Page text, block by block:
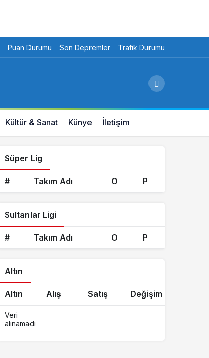
Puan Durumu Son Depremler Trafik Durumu
Kültür & Sanat Künye İletişim
Süper Lig
# Takım Adı O P
Sultanlar Ligi
# Takım Adı O P
Altın
Altın Alış Satış Değişim
Veri
alınamadı